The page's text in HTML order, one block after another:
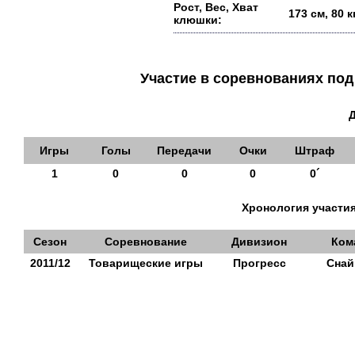
Рост, Вес, Хват
клюшки:
173 см, 80
Участие в соревнованиях
Игры Голы Передачи Очки
Штраф
1
0 0 0 0´
Хронология
Сезон Соревнование Дивизион
2011/12
Товарищеские игры Прогресс